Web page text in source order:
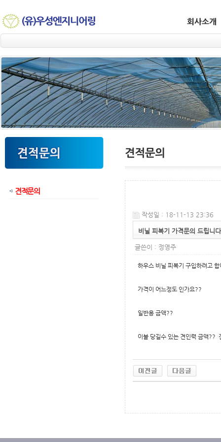
견적문의
작성일 : 18-11-13 23:36
비닐 피복기 가격문의 드립니
글쓴이 : 정영주
하우스 비닐 피복기 구입하려고
가격이 어느정도 인가요??
일반용 금액??
이불 당길수 있는 견인력 금액??